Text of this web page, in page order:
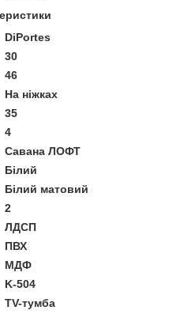
DiPortes
30
46
На ніжках
35
4
Савана ЛОФТ
Білий
Білий матовий
2
ЛДСП
ПВХ
МДФ
K-504
TV-тумба